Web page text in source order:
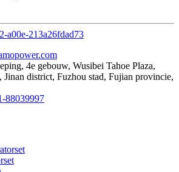
4e gebouw, Wusibei Tahoe Plaza,
Jinan district, Fuzhou stad, Fujian provincie,
88039997